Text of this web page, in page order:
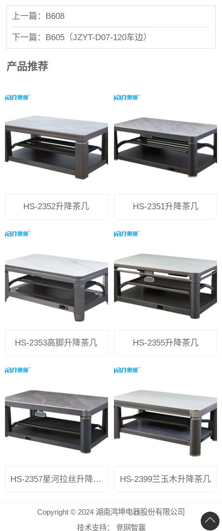
上一篇：B608
下一篇：B605（JZYT-D07-120车边）
产品推荐
HS-2352升降茶几 HS-2351升降茶几
HS-2353高脚升降茶几 HS-2355升降茶几
HS-2357星河拉丝升降茶几 HS-2399兰玉木升降茶几
Copyright © 2024 湖南鸿坤电器股份有限公司
技术支持：
竞网智赢